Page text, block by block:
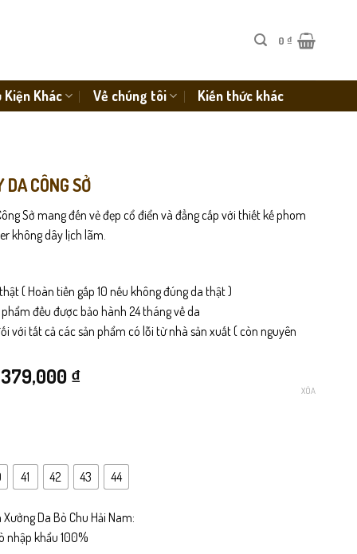
0 ₫
Kiện Khác Về chúng tôi Kiến thức khác
CÔNG SỞ
Sở mang đến vẻ đẹp cổ điển và đẳng cấp với thiết kế phom
không dây lịch lãm.
( Hoàn tiền gấp 10 nếu không đúng da thật )
đều được bảo hành 24 tháng về da
với tất cả các sản phẩm có lỗi từ nhà sản xuất ( còn nguyên
Giá
499,000 ₫.
379,000 ₫Giá
là:
379,000 ₫.
41 42 43 44
XÓA
Da Bò Chu Hải Nam:
nhập khẩu 100%